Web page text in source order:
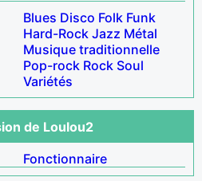
Blues Disco Folk Funk
Hard-Rock Jazz Métal
Musique traditionnelle
Pop-rock Rock Soul
Variétés
de Loulou2
Fonctionnaire